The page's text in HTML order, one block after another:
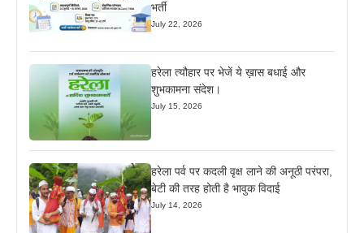
भर्ती
July 22, 2026
हरेला त्यौहार पर भेजें ये ख़ास बधाई और
शुभकामना संदेश।
July 15, 2026
हरेला पर्व पर कदली वृक्ष लाने की अनूठी परंपरा,
बेटी की तरह होती है भावुक विदाई
July 14, 2026